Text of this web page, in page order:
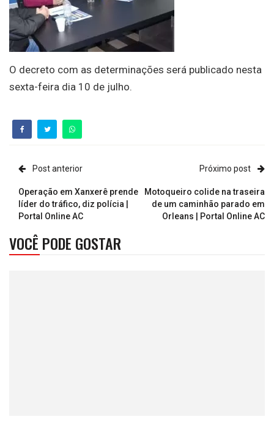
O decreto com as determinações será publicado nesta
sexta-feira dia 10 de julho.
Post anterior
Operação em Xanxerê prende
líder do tráfico, diz polícia |
Portal Online AC
Próximo post
Motoqueiro colide na traseira
de um caminhão parado em
Orleans | Portal Online AC
VOCÊ PODE GOSTAR